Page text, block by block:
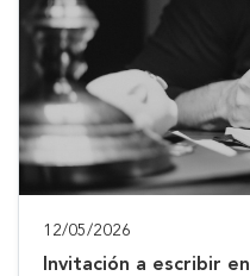
12/05/2026
Invitación a escribir